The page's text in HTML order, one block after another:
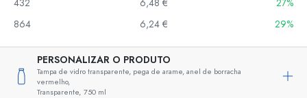
432
6,48 €
27%
864
6,24 € 29%
PERSONALIZAR O PRODUTO
Tampa de vidro transparente, pega de arame, anel de borracha
vermelho,
Transparente, 750 ml